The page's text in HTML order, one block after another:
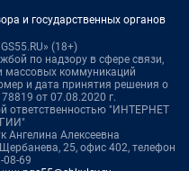
и государственных органов
(18+)
по надзору в сфере связи,
массовых коммуникаций
и дата принятия решения о
от 07.08.2020 г.
ответственностью "ИНТЕРНЕТ
Ангелина Алексеевна
25, офис 402, телефон
08-69